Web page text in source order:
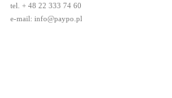
tel. + 48 22 333 74 60
e-mail: info@paypo.pl